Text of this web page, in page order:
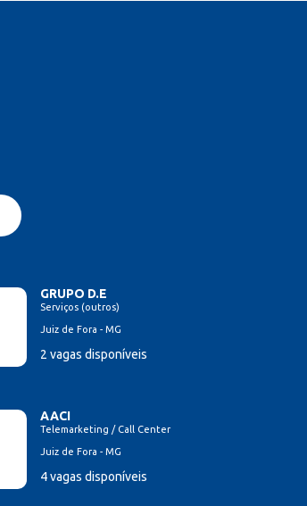
GRUPO D.E
Serviços (outros)
Juiz de Fora - MG
2 vagas disponíveis
AACI
Telemarketing / Call Center
Juiz de Fora - MG
4 vagas disponíveis